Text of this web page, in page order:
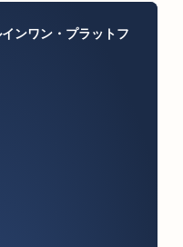
ンワン・プラットフ